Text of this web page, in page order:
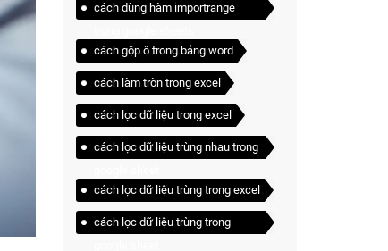
cách dùng hàm importrange
cách gộp ô trong bảng word
cách làm tròn trong excel
cách lọc dữ liệu trong excel
cách lọc dữ liệu trùng nhau trong
cách lọc dữ liệu trùng trong excel
cách lọc dữ liệu trùng trong